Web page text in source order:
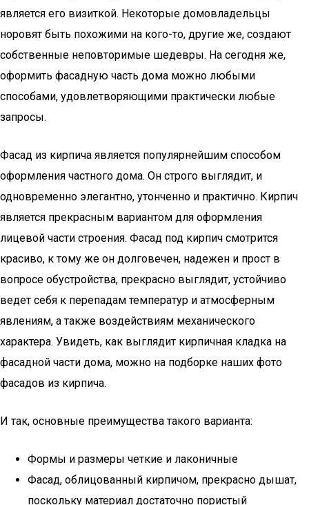
является его визиткой. Некоторые домовладельцы
норовят быть похожими на кого-то, другие же, создают
собственные неповторимые шедевры. На сегодня же,
оформить фасадную часть дома можно любыми
способами, удовлетворяющими практически любые
запросы.
Фасад из кирпича является популярнейшим способом
оформления частного дома. Он строго выглядит, и
одновременно элегантно, утонченно и практично. Кирпич
является прекрасным вариантом для оформления
лицевой части строения. Фасад под кирпич смотрится
красиво, к тому же он долговечен, надежен и прост в
вопросе обустройства, прекрасно выглядит, устойчиво
ведет себя к перепадам температур и атмосферным
явлениям, а также воздействиям механического
характера. Увидеть, как выглядит кирпичная кладка на
фасадной части дома, можно на подборке наших фото
фасадов из кирпича.
И так, основные преимущества такого варианта:
Формы и размеры четкие и лаконичные
Фасад, облицованный кирпичом, прекрасно дышат,
поскольку материал достаточно пористый